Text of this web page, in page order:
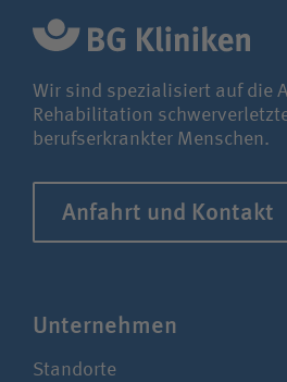
Wir sind spezialisiert auf die
Rehabilitation
berufserkrankter Menschen.
Anfahrt und Kontakt
Unter­nehmen
Standorte